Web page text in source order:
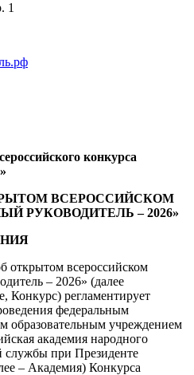
1
конкурса
ВСЕРОССИЙСКОМ
РУКОВОДИТЕЛЬ – 2026»
открытом всероссийском
– 2026» (далее
Конкурс) регламентирует
федеральным
образовательным учреждением
академия народного
службы при Президенте
– Академия) Конкурса